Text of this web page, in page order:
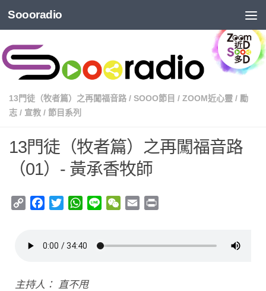
Soooradio
13門徒（牧者篇）之再闖福音路 / SOOO節目 / ZOOM近心靈 / 勵
志 / 宣教 / 節目系列
13門徒（牧者篇）之再闖福音路
（01）- 黃承香牧師
Copy
Facebook
TwitterWhatsApp
Line WeChat
Email
主持人： 直不甩